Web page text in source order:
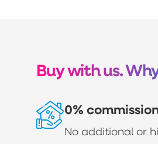
Buy with us.
0%
No additional or